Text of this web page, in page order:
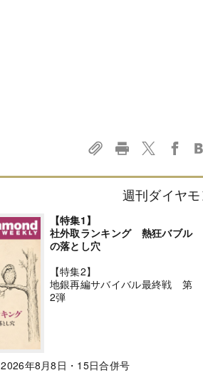
週刊ダイヤ
【特集1】
社外取ランキング 熱狂バブル
の落とし穴
【特集2】
地銀再編サバイバル最終戦 第
2弾
2026年8月8日・15日合併号